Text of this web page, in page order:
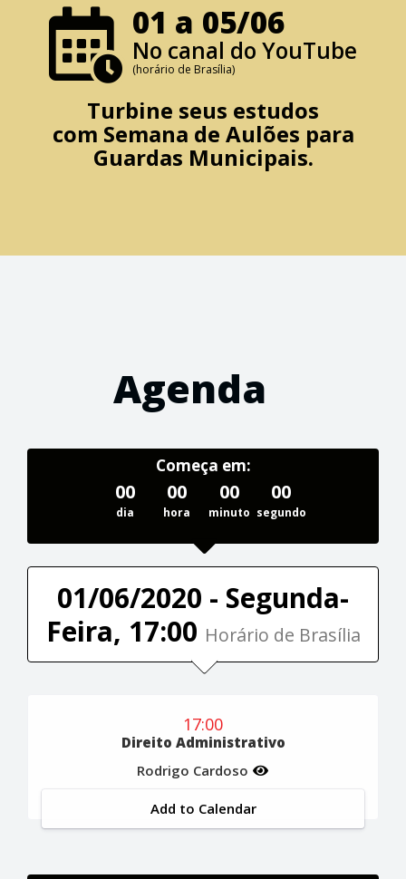
01 a 05/06
No canal do YouTube
(horário de Brasília)
Turbine seus estudos
com Semana de Aulões para
Guardas Municipais.
Agenda
Começa em:
00
dia
00
hora
00
minuto
00
segundo
01/06/2020 - Segunda-
Feira, 17:00 Horário de Brasília
17:00
Direito Administrativo
Rodrigo Cardoso
Add to Calendar